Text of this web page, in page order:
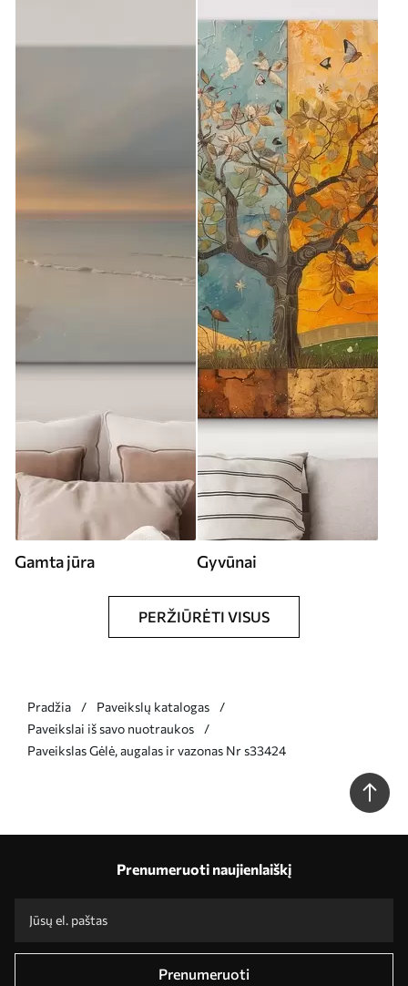
Gamta jūra Gyvūnai
PERŽIŪRĖTI VISUS
Pradžia
Paveikslų katalogas
Paveikslai iš savo nuotraukos
Paveikslas Gėlė, augalas ir vazonas Nr s33424
Prenumeruoti naujienlaiškį
Prenumeruoti